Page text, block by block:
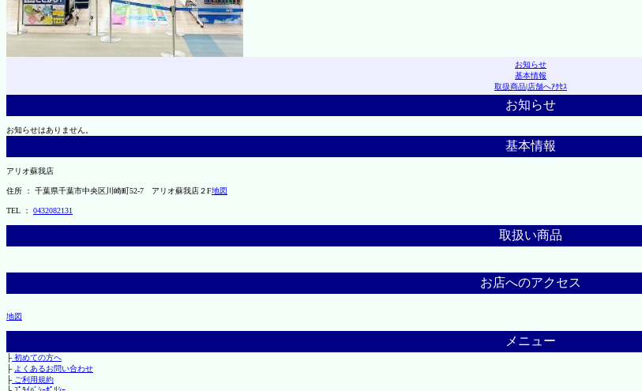
お知らせ
基本情報
取扱商品|店舗へｱｸｾｽ
お知らせ
お知らせはありません。
基本情報
アリオ蘇我店
住所 ： 千葉県千葉市中央区川崎町52-7 アリオ蘇我店２F地図
TEL ： 0432082131
取扱い商品
お店へのアクセス
地図
メニュー
├初めての方へ
├ よくあるお問い合わせ
├ご利用規約